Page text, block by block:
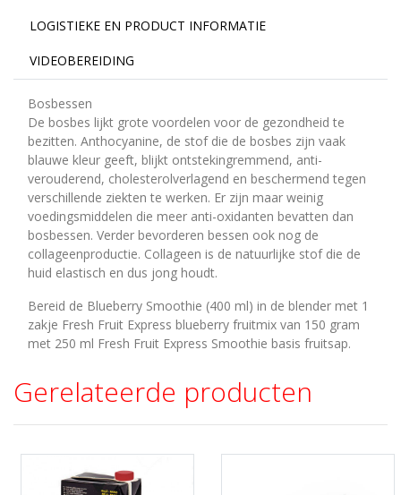
LOGISTIEKE EN PRODUCT INFORMATIE
VIDEOBEREIDING
Bosbessen
De bosbes lijkt grote voordelen voor de gezondheid te
bezitten. Anthocyanine, de stof die de bosbes zijn vaak
blauwe kleur geeft, blijkt ontstekingremmend, anti-
verouderend, cholesterolverlagend en beschermend tegen
verschillende ziekten te werken. Er zijn maar weinig
voedingsmiddelen die meer anti-oxidanten bevatten dan
bosbessen. Verder bevorderen bessen ook nog de
collageenproductie. Collageen is de natuurlijke stof die de
huid elastisch en dus jong houdt.
Bereid de Blueberry Smoothie (400 ml) in de blender met 1
zakje Fresh Fruit Express blueberry fruitmix van 150 gram
met 250 ml Fresh Fruit Express Smoothie basis fruitsap.
Gerelateerde producten